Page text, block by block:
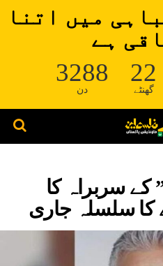
میں اتنا
ہے
3288
دن
22
گھنٹے
کے سربراہ کا
کا سلسلہ جاری